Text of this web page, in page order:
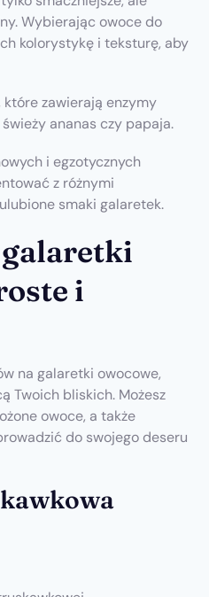
Wybierając owoce do
kolorystykę i teksturę, aby
zawierają enzymy
świeży ananas czy papaja.
i egzotycznych
z różnymi
smaki galaretek.
i
na galaretki owocowe,
Twoich bliskich. Możesz
owoce, a także
do swojego deseru